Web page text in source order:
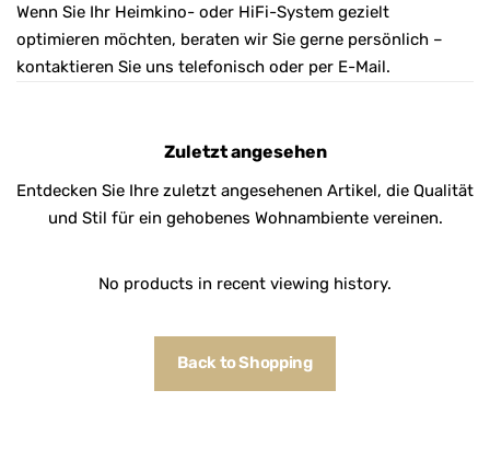
Wenn Sie Ihr Heimkino- oder HiFi-System gezielt
optimieren möchten, beraten wir Sie gerne persönlich –
kontaktieren Sie uns telefonisch oder per E-Mail.
Zuletzt angesehen
Entdecken Sie Ihre zuletzt angesehenen Artikel, die Qualität
und Stil für ein gehobenes Wohnambiente vereinen.
No products in recent viewing history.
Back to Shopping